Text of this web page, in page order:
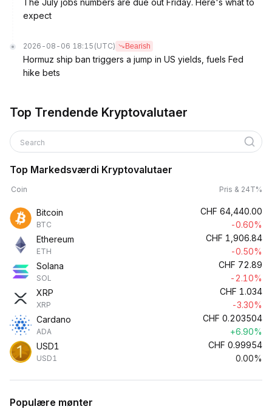
The July jobs numbers are due out Friday. Here's what to
expect
2026-08-06 18:15 (UTC) Bearish
Hormuz ship ban triggers a jump in US yields, fuels Fed
hike bets
Top Trendende Kryptovalutaer
Search
Top Markedsværdi Kryptovalutaer
Coin Pris & 24T%
Bitcoin
BTC
CHF 64,440.00
-0.60%
Ethereum
ETH
CHF 1,906.84
-0.50%
Solana
SOL
CHF 72.89
-2.10%
XRP
XRP
CHF 1.034
-3.30%
Cardano
ADA
CHF 0.203504
+6.90%
USD1
USD1
CHF 0.99954
0.00%
Populære mønter